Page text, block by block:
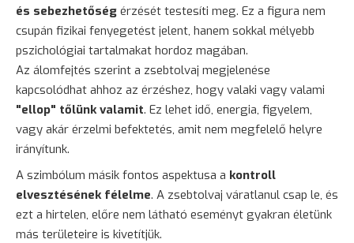
és sebezhetőség érzését testesíti meg. Ez a figura nem
csupán fizikai fenyegetést jelent, hanem sokkal mélyebb
pszichológiai tartalmakat hordoz magában.
Az álomfejtés szerint a zsebtolvaj megjelenése
kapcsolódhat ahhoz az érzéshez, hogy valaki vagy valami
"ellop" tőlünk valamit. Ez lehet idő, energia, figyelem,
vagy akár érzelmi befektetés, amit nem megfelelő helyre
irányítunk.
A szimbólum másik fontos aspektusa a kontroll
elvesztésének félelme. A zsebtolvaj váratlanul csap le, és
ezt a hirtelen, előre nem látható eseményt gyakran életünk
más területeire is kivetítjük.